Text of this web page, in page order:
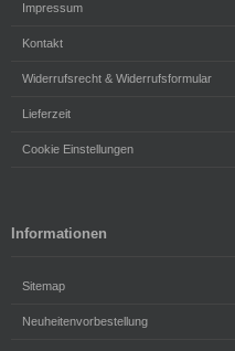
Impressum
Kontakt
Widerrufsrecht & Widerrufsformular
Lieferzeit
Cookie Einstellungen
Informationen
Sitemap
Neuheitenvorbestellung